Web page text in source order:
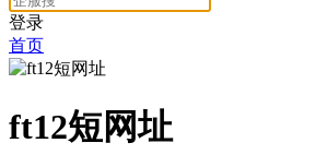
登录
首页
ft12短网址